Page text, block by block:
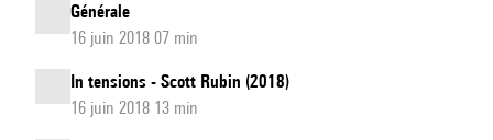
Générale
16 juin 2018 07 min
In tensions - Scott Rubin (2018)
16 juin 2018 13 min